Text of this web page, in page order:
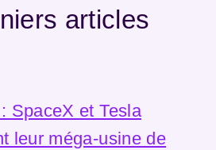
articles
SpaceX et Tesla
leur méga-usine de